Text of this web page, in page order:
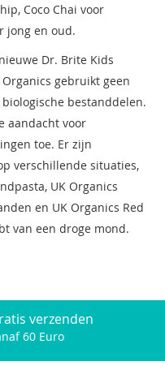
Coco Chai voor
jong en oud.
Dr. Brite Kids
gebruikt geen
bestanddelen.
aandacht voor
toe. Er zijn
verschillende situaties,
UK Organics
en UK Organics Red
van een droge mond.
verzenden
60 Euro